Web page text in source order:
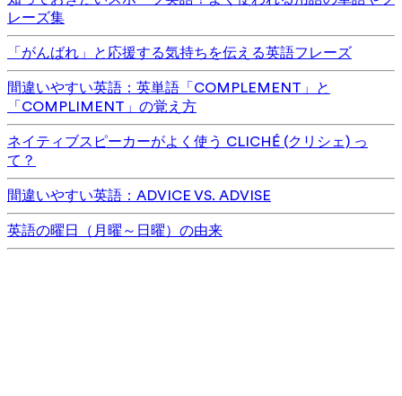
レーズ集
「がんばれ」と応援する気持ちを伝える英語フレーズ
間違いやすい英語：英単語「COMPLEMENT」と
「COMPLIMENT」の覚え方
ネイティブスピーカーがよく使う CLICHÉ (クリシェ) っ
て？
間違いやすい英語：ADVICE VS. ADVISE
英語の曜日（月曜～日曜）の由来